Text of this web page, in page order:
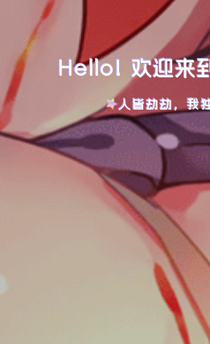
Hello! 欢迎来
人皆劫劫，我